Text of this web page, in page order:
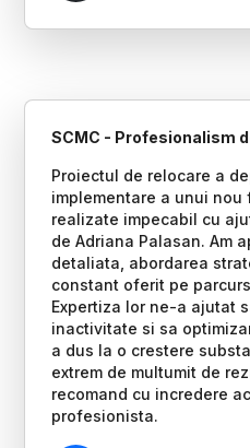
SCMC - Profesionalism
Proiectul de relocare a
implementare a unui
realizate impecabil cu
de Adriana Palasan. Am
detaliata, abordarea
constant oferit pe
Expertiza lor ne-a ajutat
inactivitate si sa
a dus la o crestere
extrem de multumit de
recomand cu incredere
profesionista.